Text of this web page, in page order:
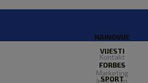
NAJNOVIJE
VIJESTI
FORBES
SPORT
Kontakt
O nama
Marketing
Impresum